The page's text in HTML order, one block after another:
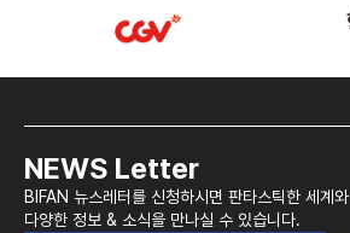
NEWS Letter
BIFAN 뉴스레터를 신청하시면 판타스틱한 세계와
다양한 정보 & 소식을 만나실 수 있습니다.